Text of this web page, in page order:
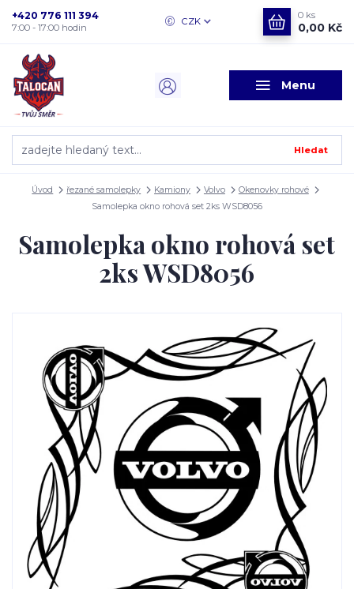
Menu
CZK
Hledat
+420 776 111 394
7:00 - 17:00 hodin
0 ks
0,00 Kč
Úvod řezané samolepky Kamiony Volvo
Okenovky rohové
Samolepka okno rohová set 2ks WSD8056
Samolepka okno rohová set
2ks WSD8056